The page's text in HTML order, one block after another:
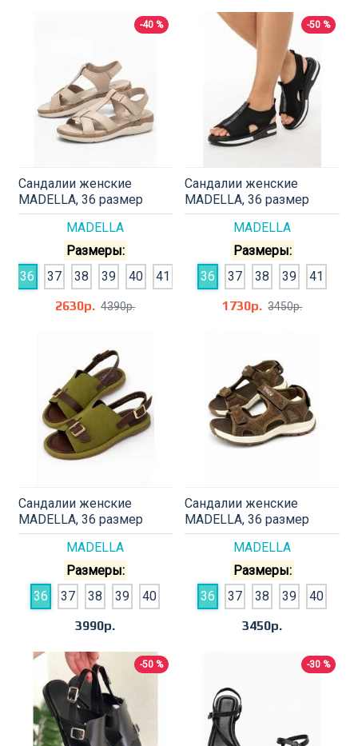
-40 %
MADELLA
Сандалии женские
MADELLA, 36 размер
Размеры:
36
37 38 39 40
41
2630р. 4390р.
-50 %
MADELLA
Сандалии женские
MADELLA, 36 размер
Размеры:
36
37 38 39
41
1730р. 3450р.
MADELLA
Сандалии женские
MADELLA, 36 размер
Размеры:
36
37 38 39
40
3990р.
MADELLA
Сандалии женские
MADELLA, 36 размер
Размеры:
36
37 38 39
40
3450р.
-50 % -30 %